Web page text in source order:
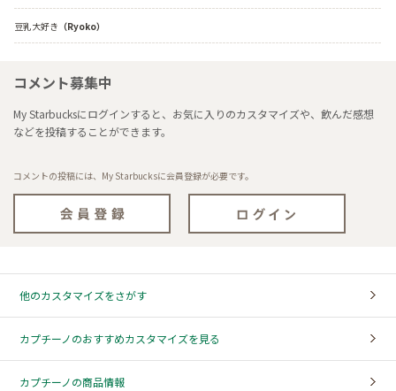
豆乳大好き （Ryoko）
コメント募集中
My Starbucksにログインすると、お気に入りのカスタマイズや、飲んだ感想
などを投稿することができます。
コメントの投稿には、My Starbucksに会員登録が必要です。
他のカスタマイズをさがす
カプチーノのおすすめカスタマイズを見る
カプチーノの商品情報